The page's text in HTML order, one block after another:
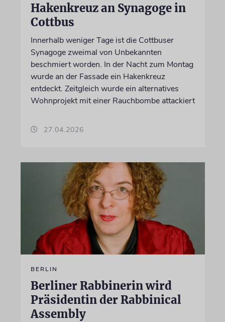
Hakenkreuz an Synagoge in
Cottbus
Innerhalb weniger Tage ist die Cottbuser
Synagoge zweimal von Unbekannten
beschmiert worden. In der Nacht zum Montag
wurde an der Fassade ein Hakenkreuz
entdeckt. Zeitgleich wurde ein alternatives
Wohnprojekt mit einer Rauchbombe attackiert
27.04.2026
BERLIN
Berliner Rabbinerin wird
Präsidentin der Rabbinical
Assembly